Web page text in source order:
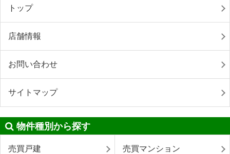
トップ
店舗情報
お問い合わせ
サイトマップ
物件種別から探す
売買戸建 売買マンション